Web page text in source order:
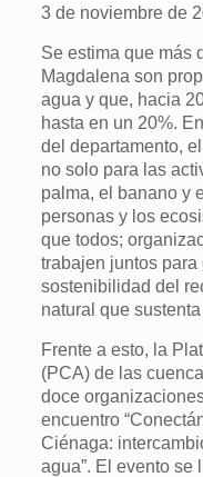
3 de noviembre de
Se estima que más
Magdalena son
agua y que, hacia
hasta en un 20%.
del departamento,
no solo para las
palma, el banano y
personas y los
que todos;
trabajen juntos
sostenibilidad del
natural que
Frente a esto, la
(PCA) de las
doce
encuentro
Ciénaga:
agua”. El evento se